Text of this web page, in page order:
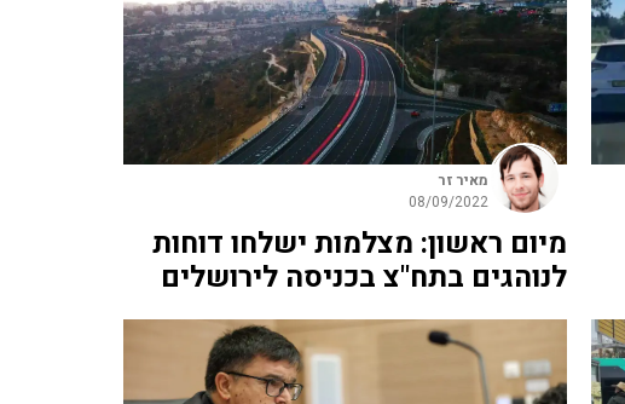
מאיר זר
08/09/2022
מיום ראשון: מצלמות ישלחו דוחות
לנוהגים בתח"צ בכניסה לירושלים